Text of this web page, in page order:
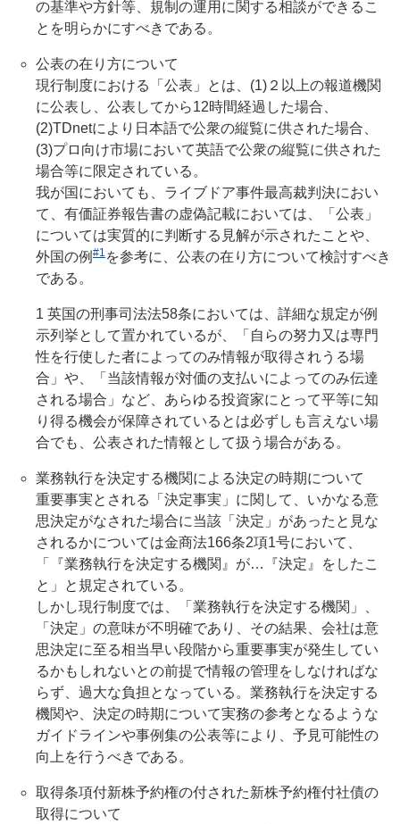
の基準や方針等、規制の運用に関する相談ができるこ
とを明らかにすべきである。
公表の在り方について
現行制度における「公表」とは、(1)２以上の報道機関
に公表し、公表してから12時間経過した場合、
(2)TDnetにより日本語で公衆の縦覧に供された場合、
(3)プロ向け市場において英語で公衆の縦覧に供された
場合等に限定されている。
我が国においても、ライブドア事件最高裁判決におい
て、有価証券報告書の虚偽記載においては、「公表」
については実質的に判断する見解が示されたことや、
外国の例 #1 を参考に、公表の在り方について検討すべき
である。
1 英国の刑事司法法58条においては、詳細な規定が例
示列挙として置かれているが、「自らの努力又は専門
性を行使した者によってのみ情報が取得されうる場
合」や、「当該情報が対価の支払いによってのみ伝達
される場合」など、あらゆる投資家にとって平等に知
り得る機会が保障されているとは必ずしも言えない場
合でも、公表された情報として扱う場合がある。
業務執行を決定する機関による決定の時期について
重要事実とされる「決定事実」に関して、いかなる意
思決定がなされた場合に当該「決定」があったと見な
されるかについては金商法166条2項1号において、
「『業務執行を決定する機関』が…『決定』をしたこ
と」と規定されている。
しかし現行制度では、「業務執行を決定する機関」、
「決定」の意味が不明確であり、その結果、会社は意
思決定に至る相当早い段階から重要事実が発生してい
るかもしれないとの前提で情報の管理をしなければな
らず、過大な負担となっている。業務執行を決定する
機関や、決定の時期について実務の参考となるような
ガイドラインや事例集の公表等により、予見可能性の
向上を行うべきである。
取得条項付新株予約権の付された新株予約権付社債の
取得について